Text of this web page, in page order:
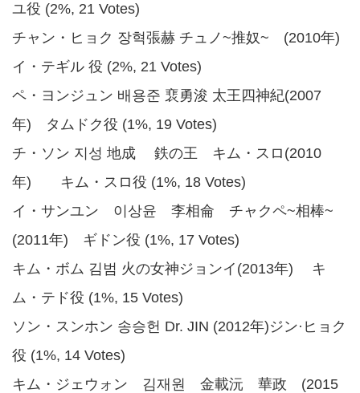
ユ役 (2%, 21 Votes)
チャン・ヒョク 장혁張赫 チュノ~推奴~ (2010年)
イ・テギル 役 (2%, 21 Votes)
ペ・ヨンジュン 배용준 裵勇浚 太王四神紀(2007
年) タムドク役 (1%, 19 Votes)
チ・ソン 지성 地成 鉄の王 キム・スロ(2010
年) キム・スロ役 (1%, 18 Votes)
イ・サンユン 이상윤 李相侖 チャクペ~相棒~
(2011年) ギドン役 (1%, 17 Votes)
キム・ボム 김범 火の女神ジョンイ(2013年) キ
ム・テド役 (1%, 15 Votes)
ソン・スンホン 송승헌 Dr. JIN (2012年)ジン·ヒョク
役 (1%, 14 Votes)
キム・ジェウォン 김재원 金載沅 華政 (2015